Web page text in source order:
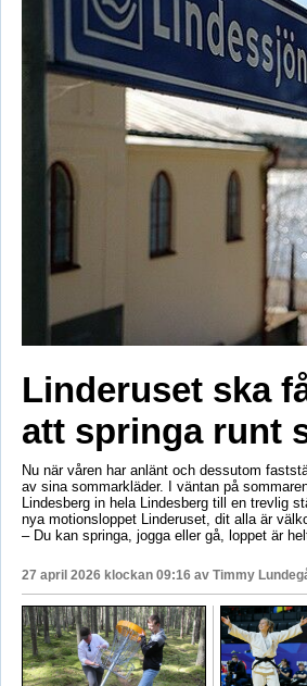
Linderuset ska
att springa runt
Nu när våren har anlänt och dessutom
av sina sommarkläder. I väntan på
Lindesberg in hela Lindesberg till en trevlig
nya motionsloppet Linderuset, dit alla är
– Du kan springa, jogga eller gå, loppet är
27 april 2026 klockan 09:16 av Timmy